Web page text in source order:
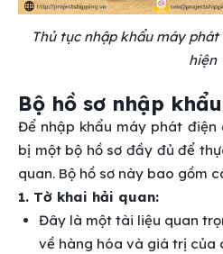
Thủ tục nhập khẩu máy
hiện
Bộ hồ sơ nhập
Để nhập khẩu máy phát điện
bị một bộ hồ sơ đầy đủ để
quan. Bộ hồ sơ này bao gồm
1. Tờ khai hải quan:
Đây là một tài liệu quan
về hàng hóa và giá trị của